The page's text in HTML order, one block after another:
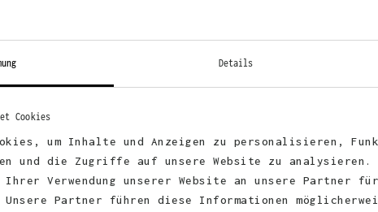
Details
Cookies
um Inhalte und Anzeigen zu personalisieren,
und die Zugriffe auf unsere Website zu analysieren.
Verwendung unserer Website an unsere Partner
Partner führen diese Informationen